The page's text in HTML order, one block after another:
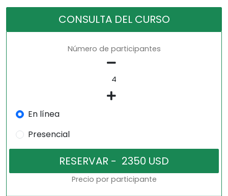
CONSULTA DEL CURSO
Número de participantes
En línea
Presencial
Precio por participante